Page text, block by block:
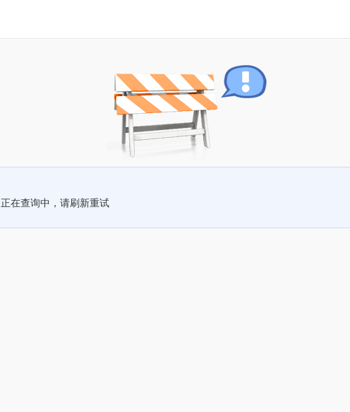
正在查询中，请刷新重试